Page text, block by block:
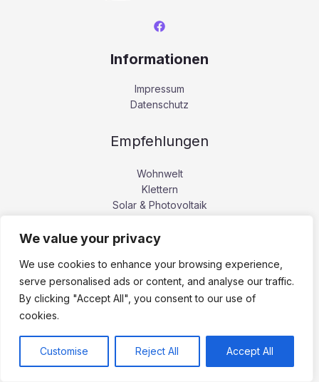
We value your privacy
We use cookies to enhance your browsing experience,
serve personalised ads or content, and analyse our traffic.
By clicking "Accept All", you consent to our use of
cookies.
Customise Reject All Accept All
Informationen
Impressum
Datenschutz
Empfehlungen
Wohnwelt
Klettern
Solar & Photovoltaik
Kategorie
Familienleben(164)
Genuss(41)
Haushalt (26)
Lifestyle & Erfolg(75)